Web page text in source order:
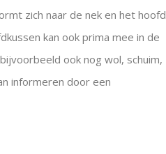
zich naar de nek en het hoofd
kan ook prima mee in de
ook nog wol, schuim,
informeren door een